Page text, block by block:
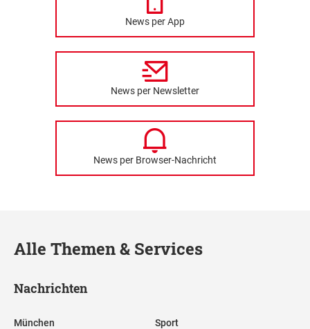
News per App
News per Newsletter
News per Browser-Nachricht
Alle Themen & Services
Nachrichten
München Sport